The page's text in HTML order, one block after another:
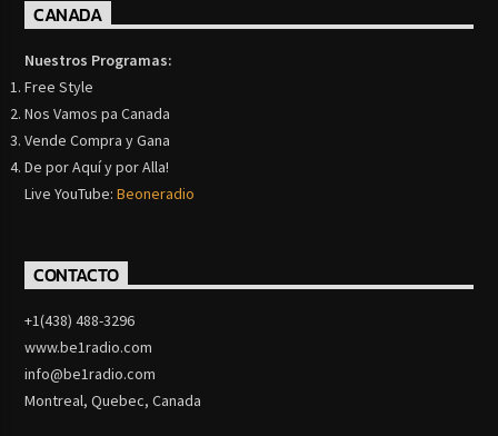
CANADA
Nuestros Programas:
Free Style
Nos Vamos pa Canada
Vende Compra y Gana
De por Aquí y por Alla!
Live YouTube:Beoneradio
CONTACTO
+1(438) 488-3296
www.be1radio.com
info@be1radio.com
Montreal, Quebec, Canada